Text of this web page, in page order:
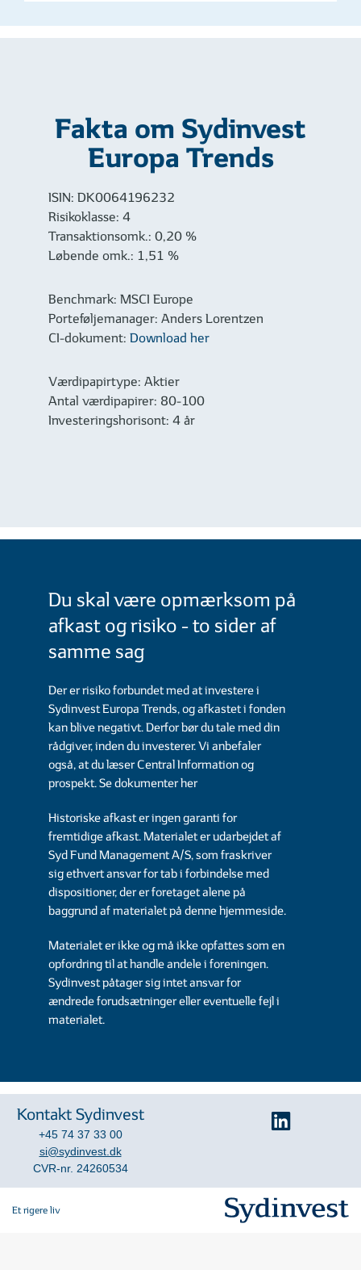
Fakta om Sydinvest
Europa Trends
ISIN: DK0064196232
Risikoklasse: 4
Transaktionsomk.: 0,20 %
Løbende omk.: 1,51 %
Benchmark: MSCI Europe
Porteføljemanager: Anders Lorentzen
CI-dokument: Download her
Værdipapirtype: Aktier
Antal værdipapirer: 80-100
Investeringshorisont: 4 år
Du skal være opmærksom på
afkast og risiko - to sider af
samme sag
Der er risiko forbundet med at investere i
Sydinvest Europa Trends, og afkastet i fonden
kan blive negativt. Derfor bør du tale med din
rådgiver, inden du investerer. Vi anbefaler
også, at du læser Central Information og
prospekt.Se dokumenter her
Historiske afkast er ingen garanti for
fremtidige afkast. Materialet er udarbejdet af
Syd Fund Management A/S, som fraskriver
sig ethvert ansvar for tab i forbindelse med
dispositioner, der er foretaget alene på
baggrund af materialet på denne hjemmeside.
Materialet er ikke og må ikke opfattes som en
opfordring til at handle andele i foreningen.
Sydinvest påtager sig intet ansvar for
ændrede forudsætninger eller eventuelle fejl i
materialet.
Kontakt Sydinvest
+45 74 37 33 00
si@sydinvest.dk
CVR-nr. 24260534
Et rigere liv